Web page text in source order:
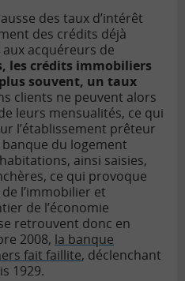
des taux d’intérêt
des crédits déjà
acquéreurs de
les crédits immobiliers
souvent, un taux
clients ne peuvent alors
leurs mensualités, ce qui
l’établissement prêteur
du logement
ainsi saisies,
ce qui provoque
l’immobilier et
de l’économie
retrouvent donc en
2008, la banque
fait faillite, déclenchant
1929.